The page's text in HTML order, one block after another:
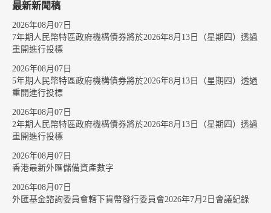
最新新聞稿
2026年08月07日
7年期人民幣特區政府機構債券將於2026年8月13日（星期四）透過
重開進行投標
2026年08月07日
5年期人民幣特區政府機構債券將於2026年8月13日（星期四）透過
重開進行投標
2026年08月07日
2年期人民幣特區政府機構債券將於2026年8月13日（星期四）透過
重開進行投標
2026年08月07日
香港最新外匯儲備資產數字
2026年08月07日
外匯基金諮詢委員會轄下貨幣發行委員會2026年7月2日會議紀錄